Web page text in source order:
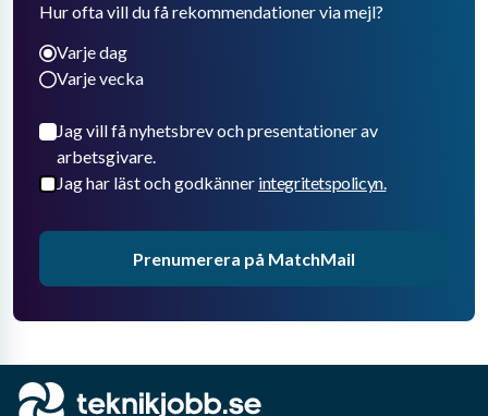
Hur ofta vill du få rekommendationer via mejl?
Varje dag
Varje vecka
Jag vill få nyhetsbrev och presentationer av
arbetsgivare.
Jag har läst och godkänner integritetspolicyn.
Prenumerera på MatchMail